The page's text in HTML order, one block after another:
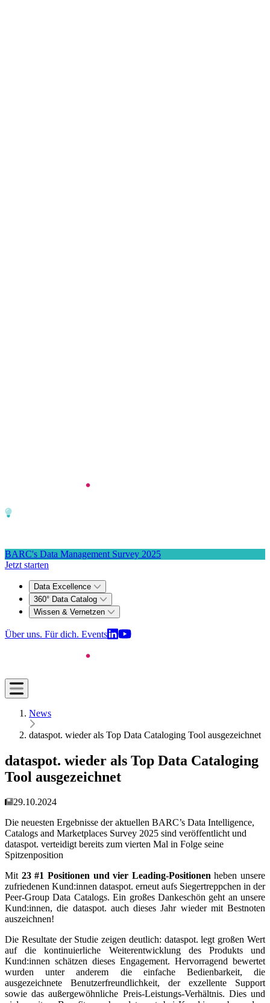
BARC's Data Management Survey 2025
Jetzt starten
Data Excellence
360° Data Catalog
Wissen & Vernetzen
Über uns. Für dich. Events
News
dataspot. wieder als Top Data Cataloging Tool ausgezeichnet
dataspot. wieder als Top Data Cataloging
Tool ausgezeichnet
29.10.2024
Die neuesten Ergebnisse der aktuellen BARC’s Data Intelligence,
Catalogs and Marketplaces Survey 2025 sind veröffentlicht und
dataspot. verteidigt bereits zum vierten Mal in Folge seine
Spitzenposition
Mit 23 #1 Positionen und vier Leading-Positionenheben unsere
zufriedenen Kund:innen dataspot. erneut aufs Siegertreppchen in der
Peer-Group Data Catalogs. Ein großes Dankeschön geht an unsere
Kund:innen, die dataspot. auch dieses Jahr wieder mit Bestnoten
auszeichnen!
Die Resultate der Studie zeigen deutlich: dataspot. legt großen Wert
auf die kontinuierliche Weiterentwicklung des Produkts und
Kund:innen schätzen dieses Engagement. Hervorragend bewertet
wurden unter anderem die einfache Bedienbarkeit, die
ausgezeichnete Benutzerfreundlichkeit, der exzellente Support
sowie das außergewöhnliche Preis-Leistungs-Verhältnis. Dies und